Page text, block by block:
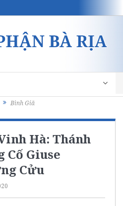
Bình Giã
Hà: Thánh
Cố Giuse
Cửu